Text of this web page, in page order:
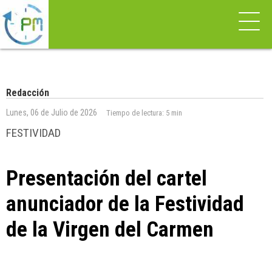
Redacción
Lunes, 06 de Julio de 2026 Tiempo de lectura: 5 min
FESTIVIDAD
Presentación del cartel
anunciador de la Festividad
de la Virgen del Carmen